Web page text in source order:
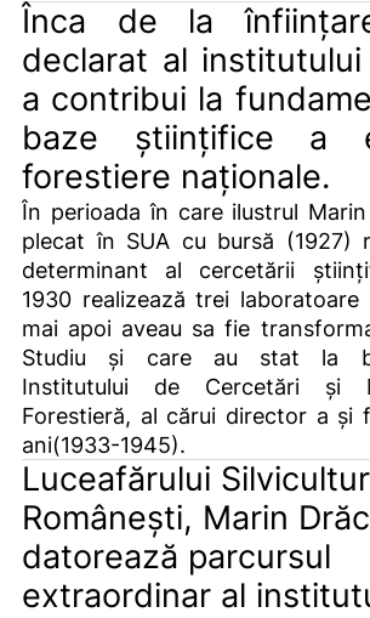
Înca de la
declarat al
a contribui la
baze științifice a
forestiere naționale.
În perioada în care ilustrul
plecat în SUA cu bursă (1927)
determinant al cercetării
1930 realizează trei
mai apoi aveau sa fie
Studiu și care au stat la
Institutului de Cercetări și
Forestieră, al cărui director a și
ani(1933-1945).
Luceafărului
Românești, Marin
datorează parcursul
extraordinar al